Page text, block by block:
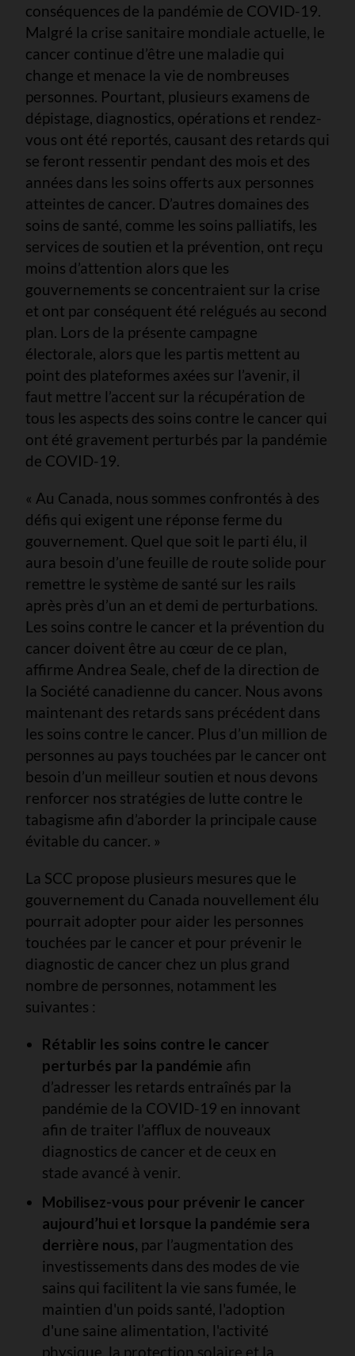
conséquences de la pandémie de COVID-19.
Malgré la crise sanitaire mondiale actuelle, le
cancer continue d’être une maladie qui
change et menace la vie de nombreuses
personnes. Pourtant, plusieurs examens de
dépistage, diagnostics, opérations et rendez-
vous ont été reportés, causant des retards qui
se feront ressentir pendant des mois et des
années dans les soins offerts aux personnes
atteintes de cancer. D’autres domaines des
soins de santé, comme les soins palliatifs, les
services de soutien et la prévention, ont reçu
moins d’attention alors que les
gouvernements se concentraient sur la crise
et ont par conséquent été relégués au second
plan. Lors de la présente campagne
électorale, alors que les partis mettent au
point des plateformes axées sur l’avenir, il
faut mettre l’accent sur la récupération de
tous les aspects des soins contre le cancer qui
ont été gravement perturbés par la pandémie
de COVID-19.
« Au Canada, nous sommes confrontés à des
défis qui exigent une réponse ferme du
gouvernement. Quel que soit le parti élu, il
aura besoin d’une feuille de route solide pour
remettre le système de santé sur les rails
après près d’un an et demi de perturbations.
Les soins contre le cancer et la prévention du
cancer doivent être au cœur de ce plan,
affirme Andrea Seale, chef de la direction de
la Société canadienne du cancer. Nous avons
maintenant des retards sans précédent dans
les soins contre le cancer. Plus d’un million de
personnes au pays touchées par le cancer ont
besoin d’un meilleur soutien et nous devons
renforcer nos stratégies de lutte contre le
tabagisme afin d’aborder la principale cause
évitable du cancer. »
La SCC propose plusieurs mesures que le
gouvernement du Canada nouvellement élu
pourrait adopter pour aider les personnes
touchées par le cancer et pour prévenir le
diagnostic de cancer chez un plus grand
nombre de personnes, notamment les
suivantes :
Rétablir les soins contre le cancer
perturbés par la pandémie afin
d’adresser les retards entraînés par la
pandémie de la COVID-19 en innovant
afin de traiter l’afflux de nouveaux
diagnostics de cancer et de ceux en
stade avancé à venir.
Mobilisez-vous pour prévenir le cancer
aujourd’hui et lorsque la pandémie sera
derrière nous, par l’augmentation des
investissements dans des modes de vie
sains qui facilitent la vie sans fumée, le
maintien d'un poids santé, l'adoption
d'une saine alimentation, l'activité
physique, la protection solaire et la